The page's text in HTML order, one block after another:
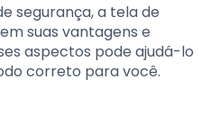
segurança, a tela de
suas vantagens e
aspectos pode ajudá-lo
correto para você.